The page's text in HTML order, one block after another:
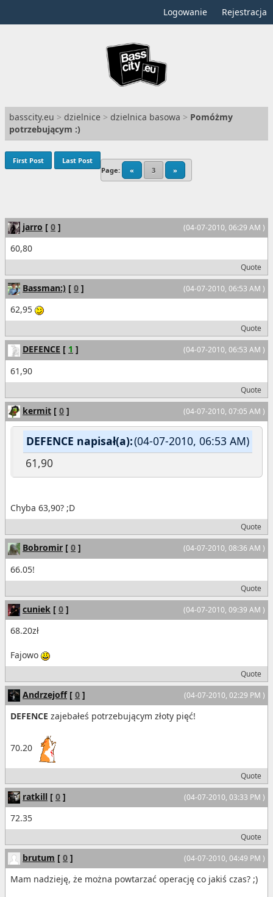
Logowanie Rejestracja
basscity.eu > dzielnice > dzielnica basowa > Pomóżmy
potrzebującym :)
Page: « 3 »
First Post Last Post
(04-07-2010, 06:29 AM )
jarro [ 0 ]
60,80
Quote
(04-07-2010, 06:53 AM )
Bassman:) [ 0 ]
62,95
Quote
(04-07-2010, 06:53 AM )
DEFENCE [ 1 ]
61,90
Quote
(04-07-2010, 07:05 AM )
kermit [ 0 ]
(04-07-2010, 06:53 AM)
DEFENCE napisał(a):
61,90
Chyba 63,90? ;D
Quote
(04-07-2010, 08:36 AM )
Bobromir [ 0 ]
66.05!
Quote
(04-07-2010, 09:39 AM )
cuniek [ 0 ]
68.20zł
Fajowo
Quote
(04-07-2010, 02:29 PM )
Andrzejoff [ 0 ]
DEFENCE zajebałeś potrzebującym złoty pięć!
70.20
Quote
(04-07-2010, 03:33 PM )
ratkill [ 0 ]
72.35
Quote
(04-07-2010, 04:49 PM )
brutum [ 0 ]
Mam nadzieję, że można powtarzać operację co jakiś czas? ;)